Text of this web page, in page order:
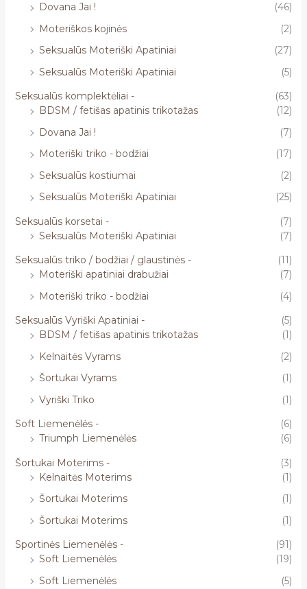
Dovana Jai !
(46)
Moteriškos kojinės
(2)
Seksualūs Moteriški Apatiniai
(27)
Seksualūs Moteriški Apatiniai
(5)
Seksualūs komplektėliai -
(63)
BDSM / fetišas apatinis trikotažas
(12)
Dovana Jai !
(7)
Moteriški triko - bodžiai
(17)
Seksualūs kostiumai
(2)
Seksualūs Moteriški Apatiniai
(25)
Seksualūs korsetai -
(7)
Seksualūs Moteriški Apatiniai
(7)
Seksualūs triko / bodžiai / glaustinės -
(11)
Moteriški apatiniai drabužiai
(7)
Moteriški triko - bodžiai
(4)
Seksualūs Vyriški Apatiniai -
(5)
BDSM / fetišas apatinis trikotažas
(1)
Kelnaitės Vyrams
(2)
Šortukai Vyrams
(1)
Vyriški Triko
(1)
Soft Liemenėlės -
(6)
Triumph Liemenėlės
(6)
Šortukai Moterims -
(3)
Kelnaitės Moterims
(1)
Šortukai Moterims
(1)
Šortukai Moterims
(1)
Sportinės Liemenėlės -
(91)
Soft Liemenėlės
(19)
Soft Liemenėlės
(5)